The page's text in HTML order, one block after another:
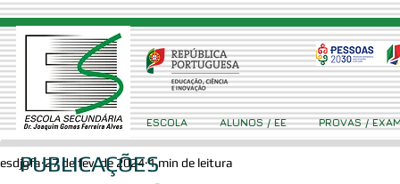
esdjgfa 27 de fev. de 2024 1 min de leitura
PUBLICAÇÕES
ESCOLA ALUNOS / EE PROVAS /